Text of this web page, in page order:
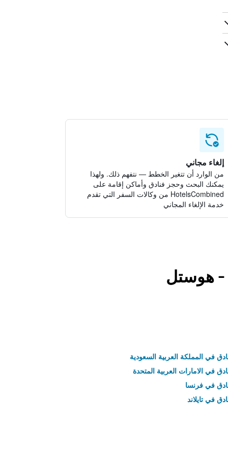
إلغاء مجاني
من الوارد أن تتغير الخطط — نتفهم ذلك. ولهذا
يمكنك البحث وحجز فنادق وأماكن إقامة على
HotelsCombined من وكالات السفر التي تقدم
خدمة الإلغاء المجاني
- هوستل
في المملكة العربية السعودية
في الامارات العربية المتحدة
في فرنسا
في تايلاند